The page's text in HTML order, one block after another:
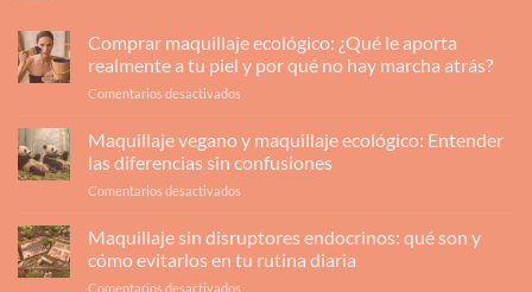
Comprar maquillaje ecológico: ¿Qué le aporta
realmente a tu piel y por qué no hay marcha atrás?
Comentarios desactivados
ecológico:
¿Qué
realmente
Maquillaje vegano y maquillaje ecológico: Entender
las diferencias sin confusiones
Comentarios desactivados
vegano
y
maquillaje
Maquillaje sin disruptores endocrinos: qué son y
cómo evitarlos en tu rutina diaria
Comentarios desactivados